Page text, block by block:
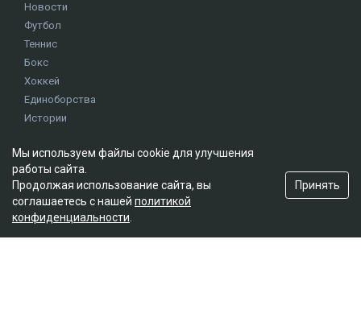
Новости
Футбол
Теннис
Бокс
Хоккей
Единоборства
Истории
Редакция
О проекте
Правила сайта
Мы используем файлы cookie для улучшения
работы сайта.
Продолжая использование сайта, вы
соглашаетесь с нашей политикой
конфиденциальности
Принять